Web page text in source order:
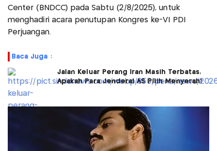
Center (BNDCC) pada Sabtu (2/8/2025), untuk
menghadiri acara penutupan Kongres ke-VI PDI
Perjuangan.
Baca Juga :
Jalan Keluar Perang Iran Masih Terbatas,
Apakah Para Jenderal AS Pilih Menyerah?